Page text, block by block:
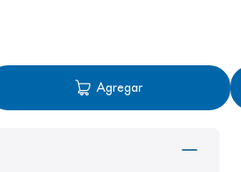
Agregar